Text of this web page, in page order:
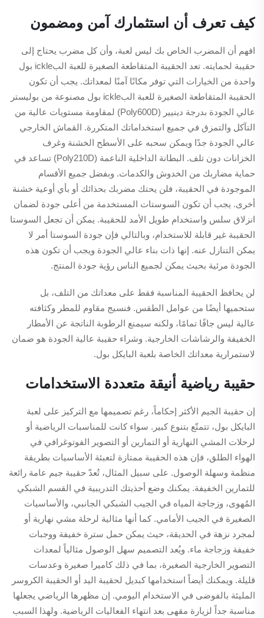
كيف تعرف أن استثمارك آمن ومضمون
افهم أن المضرب الخاص بك ليس لعبة، وأن كل مضرب يحتاج إلى
حقيبة لحمايته. تعد الحقيبة المتقاطعة الصغيرة للعبة البickle بول
واحدة من الخيارات التي توفر مكانًا آمنًا لمعداتك. يجب أن تكون
الحقيبة المتقاطعة الصغيرة للعبة البickle بول مصنوعة من بوليستر
عالي الجودة بدرجة دينيير (Poly600D) لمقاومة مستويات عالية من
التآكل والتمزق في جميع استخداماتك المتكررة. القماش الخارجي
عالي الجودة جدًا ويمكن سحبه على الأسطح الخشنة وغرف
الخزانات دون تلف. البطانة الداخلية الناعمة (Poly210D) تساعد في
حماية مضاربك من الخدوش والكدمات. وبفضل جميع الأقسام
الموجودة في الحقيبة، فلن يحتك مضربك بحذائك أو بأي أوعية خشنة
أخرى. يجب أن تكون السوستات المستخدمة من أعلى جودة لضمان
انزلاق سلس واستخدام طويل الأمد للحقيبة. يمكن أن تجعل السوستا
الحقيبة غير قابلة للاستخدام، وبالتالي فإن جودة السوستا أمر لا
يمكن التنازل عنه. إنها ذات بناء عالي الجودة ويجب أن تكون هذه
الجودة مرئية بحيث يمكن لجميع الناس رؤية جودة المنتج.
لن يحافظ الحقيبة المناسبة فقط على معداتك من التلف، بل
ستحميها أيضًا من عوامل الطقس. فنسيج مقاوم للمطر وكثافته
عالية ليس جافًا تمامًا، ولكنه سيمنع الرطوبة الناتجة عن الأمطار
الخفيفة والرشاشات الخارجية. وشراء حقيبة عالية الجودة هو ضمان
لاستمرارية معداتك الخاصة بلعبة البايكل بول.
حقيبة رياضية أنيقة متعددة الاستخدامات
إن حقيبة الجيم الأكثر إحكاماً، رغم تصميمها مع التركيز على لعبة
البايكل بول، تتمتّع بتنوع كبير. سواء كانت للمناسبات الرياضية أو
لرحلات المشي النهارية أو التمارين أو التصوير الفوتوغرافي في
الهواء الطلق، فإن هذه الحقيبة ممتازة لتعبئة الأساسيات بطريقة
منظمة وسهلة الوصول. على سبيل المثال، تُعدّ حقيبة جيم عامة رائعة
للتمارين الخفيفة. يمكنك وضع أحذيتك التدريبية في القسم الشبكي
المُهوى، وزجاجة المياه في الجيب الشبكي الجانبي، والأساسيات
الصغيرة في الجيب الأمامي. كما أنها مثالية لرحلة مشي نهارية أو
لمجرد نزهة في الحديقة، حيث يمكن حمل سترة خفيفة ووجبات
خفيفة وزجاجة ماء. ويُعد التصميم سهل الوصول مثالياً لمعدات
التصوير الخارجية الصغيرة، بما في ذلك كاميرا صغيرة وعدسات
قليلة. ويمكنك أيضاً استخدامها كبديل لحقيبة اليد أو الحقيبة الكروسر
المليئة بالفوضى في الاستخدام اليومي. إن مظهرها الرياضي يجعلها
مناسبة جداً لزيارة مقهى بعد انتهاء الفعاليات الرياضية. ولهذا السبب